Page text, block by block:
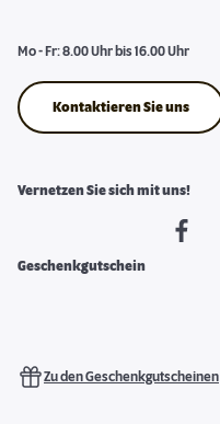
Mo - Fr: 8.00 Uhr bis 16.00 Uhr
Kontaktieren Sie uns
Vernetzen Sie sich mit uns!
Geschenkgutschein
Zu den Geschenkgutscheinen